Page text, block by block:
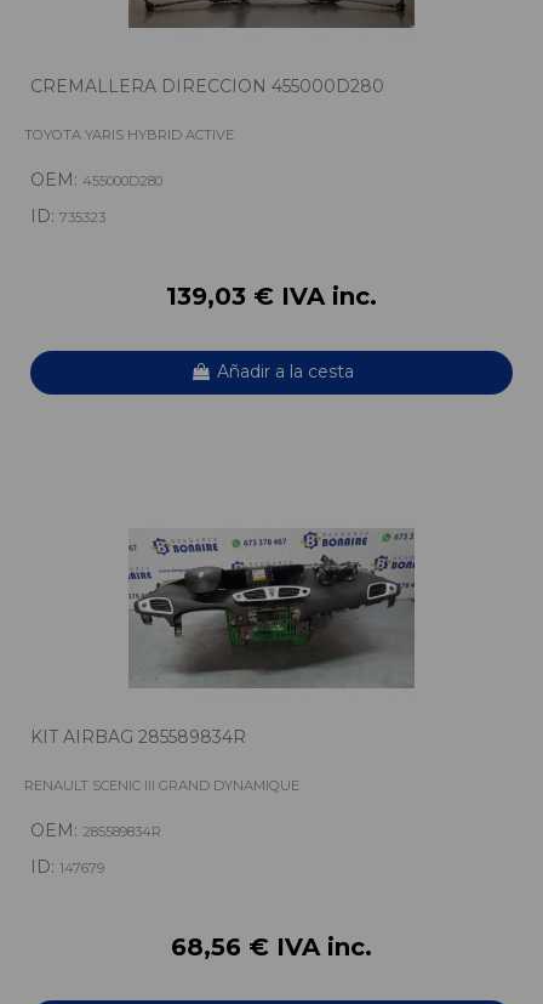
CREMALLERA DIRECCION 455000D280
TOYOTA YARIS HYBRID ACTIVE
OEM: 455000D280
ID: 735323
139,03 € IVA inc.
Añadir a la cesta
KIT AIRBAG 285589834R
RENAULT SCENIC III GRAND DYNAMIQUE
OEM: 285589834R
ID: 147679
68,56 € IVA inc.